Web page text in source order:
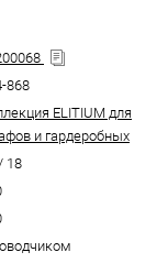
868
ELITIUM для
и гардеробных
18